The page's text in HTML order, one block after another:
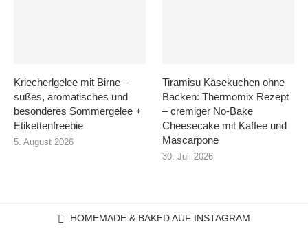
Kriecherlgelee mit Birne –
süßes, aromatisches und
besonderes Sommergelee +
Etikettenfreebie
5. August 2026
Tiramisu Käsekuchen ohne
Backen: Thermomix Rezept
– cremiger No-Bake
Cheesecake mit Kaffee und
Mascarpone
30. Juli 2026
HOMEMADE & BAKED AUF INSTAGRAM